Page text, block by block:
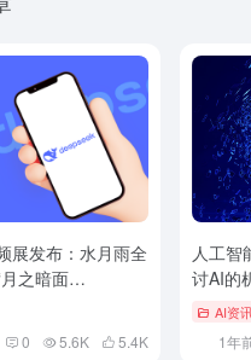
展发布：水月雨全
之暗面
0 5.6K 5.4K
人工智
讨AI的
AI资
1年